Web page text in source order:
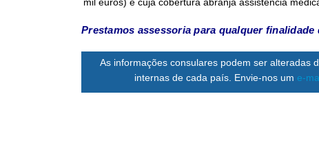
Prestamos assessoria para qualquer finalidade
As informações consulares podem ser alteradas
internas de cada país. Envie-nos um e-